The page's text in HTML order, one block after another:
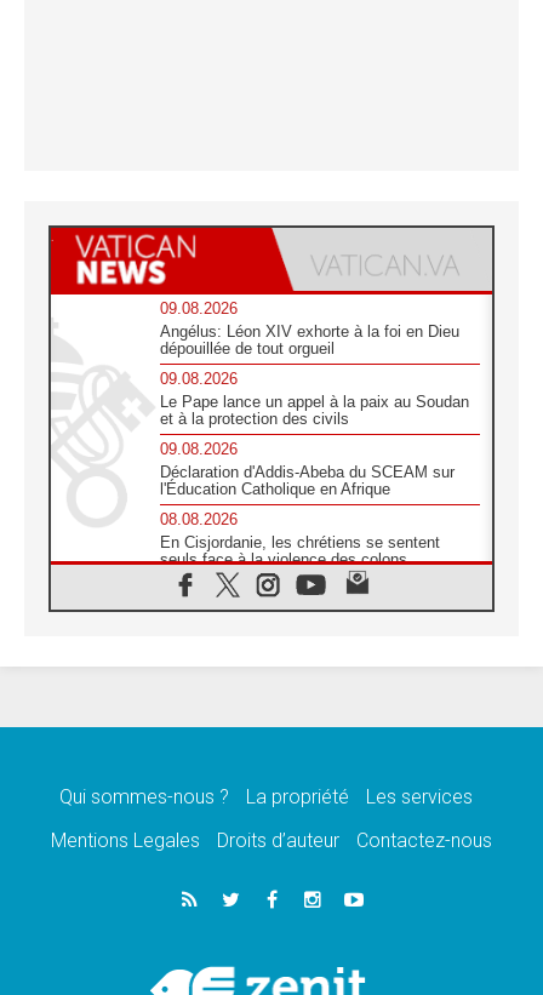
09.08.2026
Angélus: Léon XIV exhorte à la foi en Dieu
dépouillée de tout orgueil
09.08.2026
Le Pape lance un appel à la paix au Soudan
et à la protection des civils
09.08.2026
Déclaration d'Addis-Abeba du SCEAM sur
l'Éducation Catholique en Afrique
08.08.2026
En Cisjordanie, les chrétiens se sentent
seuls face à la violence des colons
08.08.2026
Léon XIV au sanctuaire de Notre Dame du
08.08.2026
08.08.2026
catholiques
Au Bangladesh, l'Église accompagne les
Dalits sur le chemin de la dignité
Philippines: le vicariat apostolique de
Calapan devient un diocèse
Qui sommes-nous ? La propriété
Les services
Mentions Legales
Droits d’auteur Contactez-nous